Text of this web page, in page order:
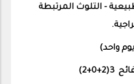
- التلوث المرتبطة
واحد)
2
)